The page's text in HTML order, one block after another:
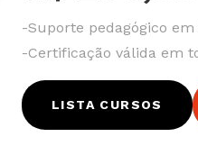
-Suporte pedagógico
-Certificação válida em
LISTA CURSOS